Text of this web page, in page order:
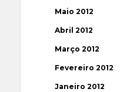
Maio 2012
Abril 2012
Março 2012
Fevereiro 2012
Janeiro 2012